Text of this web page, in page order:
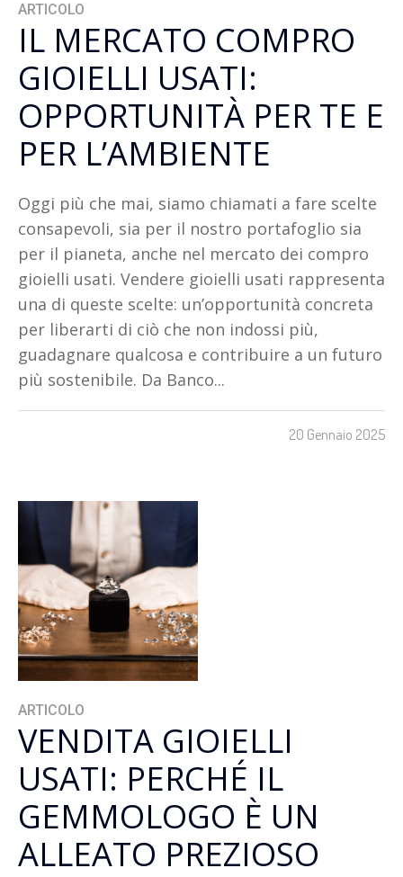
ARTICOLO
IL MERCATO COMPRO
GIOIELLI USATI:
OPPORTUNITÀ PER TE E
PER L’AMBIENTE
Oggi più che mai, siamo chiamati a fare scelte
consapevoli, sia per il nostro portafoglio sia
per il pianeta, anche nel mercato dei compro
gioielli usati. Vendere gioielli usati rappresenta
una di queste scelte: un’opportunità concreta
per liberarti di ciò che non indossi più,
guadagnare qualcosa e contribuire a un futuro
più sostenibile. Da Banco...
20 Gennaio 2025
ARTICOLO
VENDITA GIOIELLI
USATI: PERCHÉ IL
GEMMOLOGO È UN
ALLEATO PREZIOSO